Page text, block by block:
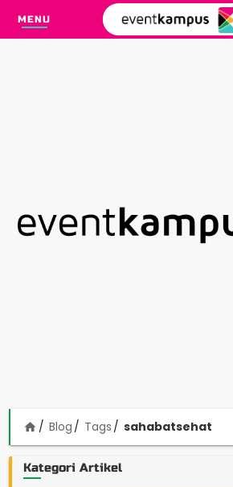
MENU
home Blog Tags sahabatsehat
Kategori Artikel